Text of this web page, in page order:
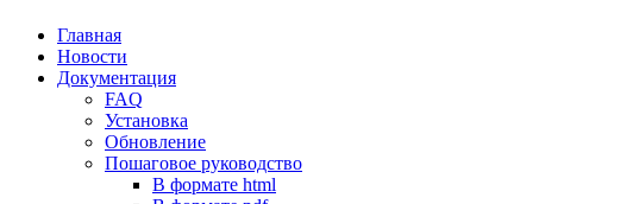
Главная
Новости
Документация
FAQ
Установка
Обновление
Пошаговое руководство
В формате html